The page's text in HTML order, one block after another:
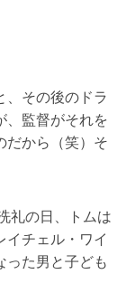
、その後のドラ
、監督がそれを
だから（笑）そ
礼の日、トムは
イチェル・ワイ
った男と子ども